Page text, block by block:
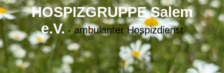
HOSPIZGRUPPE Salem
e.V. - ambulanter Hospizdienst